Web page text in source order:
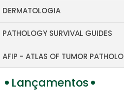
WHO -CLASSIFICATION OF
BONE/SOFT TISSUE
CARDIOVASCULAR
CYTOPATHOLOGY
DERMATOLOGIA
PATHOLOGY SURVIVAL GUIDES
AFIP - ATLAS OF TUMOR
TUMOR AND NON-TUMOR
Lançamentos